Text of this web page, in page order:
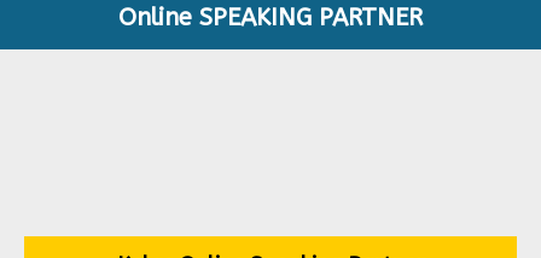
Online SPEAKING PARTNER